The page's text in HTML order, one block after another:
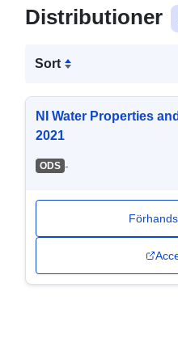
Distributioner
Sort
NI Water Properties
2021
ODS -